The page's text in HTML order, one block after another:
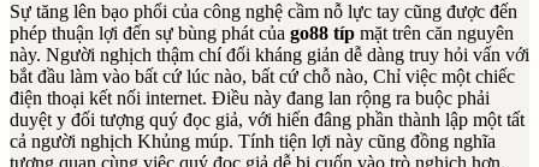
Sự tăng lên bạo phổi của công nghệ cầm nỗ lực tay cũng được đến
phép thuận lợi đến sự bùng phát của go88 típ mặt trên căn nguyên
này. Người nghịch thậm chí đối kháng giản dễ dàng truy hỏi vấn với
bắt đầu làm vào bất cứ lúc nào, bất cứ chỗ nào, Chỉ việc một chiếc
điện thoại kết nối internet. Điều này đang lan rộng ra buộc phải
duyệt y đối tượng quý đọc giả, với hiến đâng phần thành lập một tất
cả người nghịch Khủng múp. Tính tiện lợi này cũng đồng nghĩa